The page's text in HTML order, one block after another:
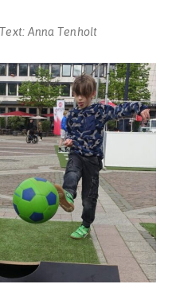
Text: Anna Tenholt